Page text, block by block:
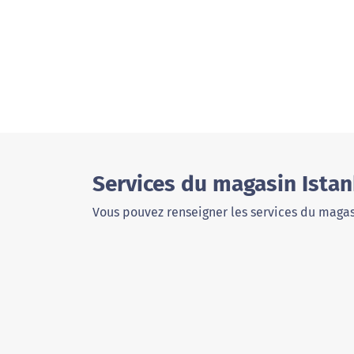
Services du magasin
Vous pouvez renseigner les services du